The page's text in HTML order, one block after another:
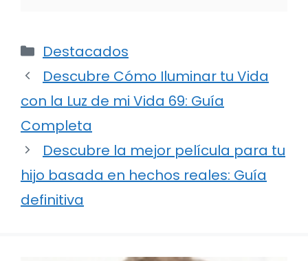
Categorías
Destacados
Descubre Cómo Iluminar tu Vida
con la Luz de mi Vida 69: Guía
Completa
Descubre la mejor película para tu
hijo basada en hechos reales: Guía
definitiva